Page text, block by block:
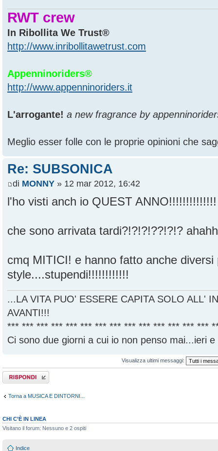
RWT crew
In Ribollita We Trust®
http://www.inribollitawetrust.com
Appenninoriders®
http://www.appenninoriders.it
L'arrogante! a new fragrance by
Meglio esser folle con le proprie opinioni che
Re: SUBSONICA
di MONNY » 12 mar 2012, 16:42
l'ho visti anch io QUEST
che sono arrivata tardi?!?!?!??!?!?
cmq MITICI! e hanno fatto anche diversi
style....stupendi!!!!!!!!!!!!
...LA VITA PUO' ESSERE CAPITA SOLO ALL'
AVANTI!!!
*** *** *** *** *** *** *** *** *** *** *** *** *** ***
Ci sono due giorni a cui io non penso mai...ieri
Visualizza ultimi messaggi:
Rispondi al
messaggio
Torna a MUSICA E DINTORNI...
CHI C’È IN LINEA
Visitano il forum: Nessuno e 2 ospiti
Indice